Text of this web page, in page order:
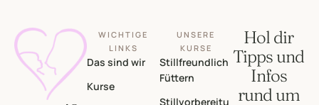
WICHTIGE
LINKS
Das sind wir
Kurse
UNSERE
KURSE
Stillfreundlich
Füttern
Stillvorbereitu
Hol dir
Tipps und
Infos
rund um